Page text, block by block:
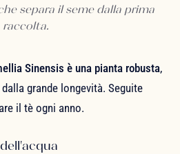
separa il seme dalla prima
raccolta.
Sinensis è una pianta robusta,
grande longevità. Seguite
il tè ogni anno.